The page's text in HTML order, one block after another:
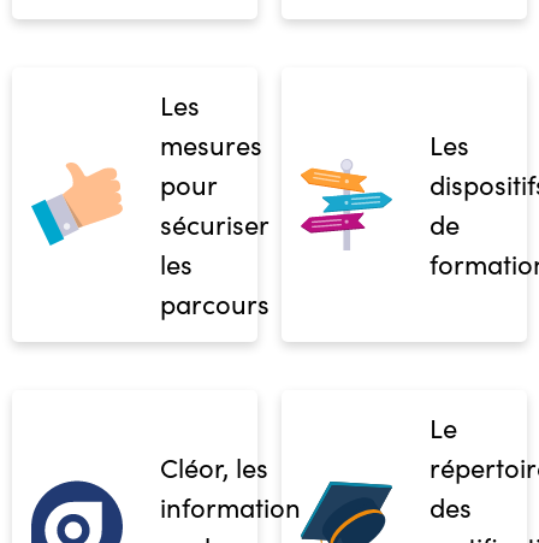
Les
mesures
pour
sécuriser
les
parcours
Les
de
Cléor, les
informations
Le
des